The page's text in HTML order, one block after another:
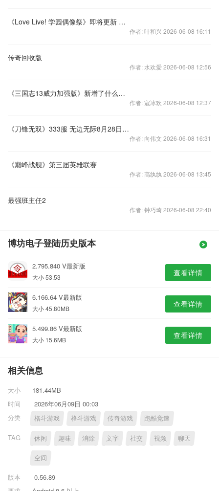
《Love Live! 学园偶像祭》即将更新 推出全新4.0系统
作者: 叶和兴 2026-06-08 16:11
传奇回收版
作者: 水欢爱 2026-06-08 12:56
《三国志13威力加强版》新增了什么武将 《三国志13威力加强版》增加了哪些人物
作者: 寇冰欢 2026-06-08 12:37
《刀锋无双》333服 无边无际8月28日开启
作者: 向伟文 2026-06-08 16:31
《巅峰战舰》第三届英雄联赛
作者: 高纨纨 2026-06-08 13:45
最强班主任2
作者: 钟巧琦 2026-06-08 22:40
博坊电子登陆历史版本
2.795.840 V最新版
大小 53.53 查看详情
6.166.64 V最新版
大小 45.80MB 查看详情
5.499.86 V最新版
大小 15.6MB 查看详情
相关信息
大小
181.44MB
时间
2026年06月09日 00:03
分类
格斗游戏 格斗游戏 传奇游戏 跑酷竞速
TAG 休闲 趣味 消除 文字 社交 视频 聊天
空间
版本
0.56.89